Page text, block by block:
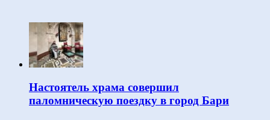
Настоятель храма совершил
паломническую поездку в город Бари